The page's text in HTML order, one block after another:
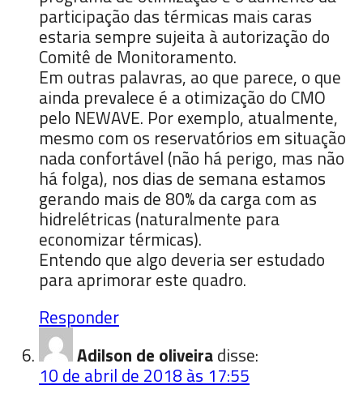
participação das térmicas mais caras
estaria sempre sujeita à autorização do
Comitê de Monitoramento.
Em outras palavras, ao que parece, o que
ainda prevalece é a otimização do CMO
pelo NEWAVE. Por exemplo, atualmente,
mesmo com os reservatórios em situação
nada confortável (não há perigo, mas não
há folga), nos dias de semana estamos
gerando mais de 80% da carga com as
hidrelétricas (naturalmente para
economizar térmicas).
Entendo que algo deveria ser estudado
para aprimorar este quadro.
Responder
Adilson de oliveiradisse:
10 de abril de 2018 às 17:55